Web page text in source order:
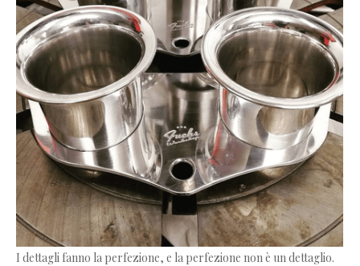
I dettagli fanno la perfezione, e la perfezione non è un dettaglio.